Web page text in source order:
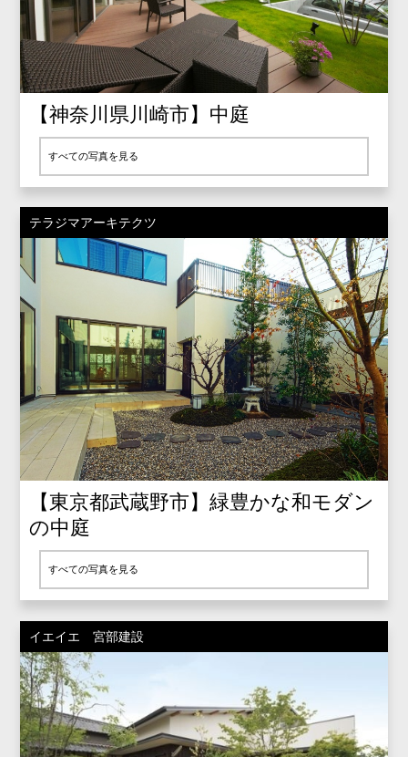
【神奈川県川崎市】中庭
すべての写真を見る
テラジマアーキテクツ
【東京都武蔵野市】緑豊かな和モダン
の中庭
すべての写真を見る
イエイエ 宮部建設